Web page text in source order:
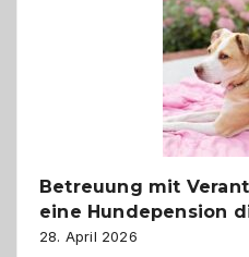
Betreuung mit
eine Hundepension
28. April 2026